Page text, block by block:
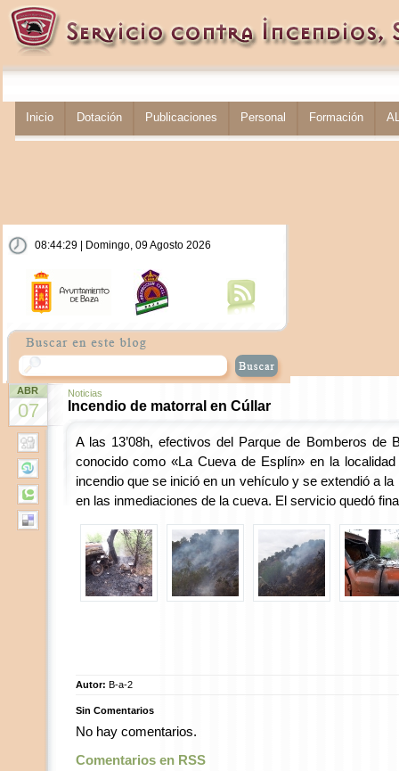
Inicio Dotación Publicaciones Personal Formación
08:44:30 | Domingo, 09 Agosto 2026
ABR
07
Noticias
Incendio de matorral en Cúllar
A las 13’08h, efectivos del Parque de Bomberos de
conocido como «La Cueva de Esplín» en la
incendio que se inició en un vehículo y se extendió a
en las inmediaciones de la cueva. El servicio quedó
Autor: B-a-2
Sin Comentarios
No hay comentarios.
Comentarios en RSS